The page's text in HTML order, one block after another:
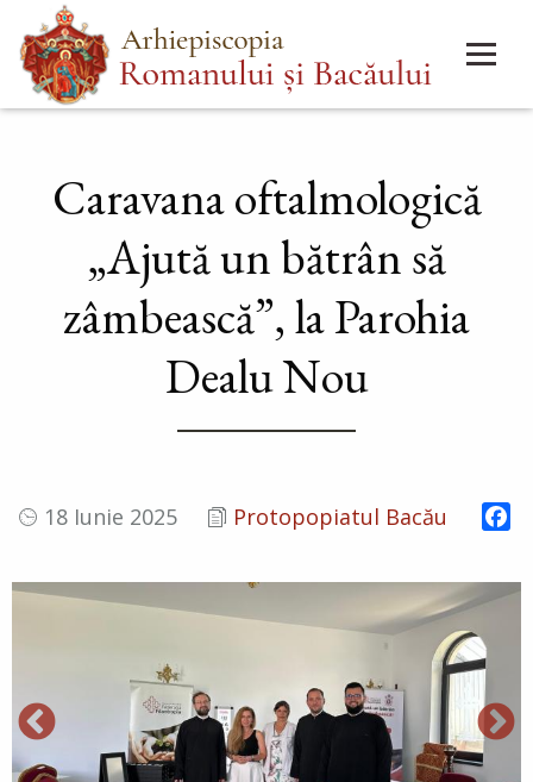
Mergi
la
conţinutul
Main
menu
Caravana oftalmologică
„Ajută un bătrân să
zâmbească”, la Parohia
Dealu Nou
18 Iunie 2025 Protopopiatul Bacău